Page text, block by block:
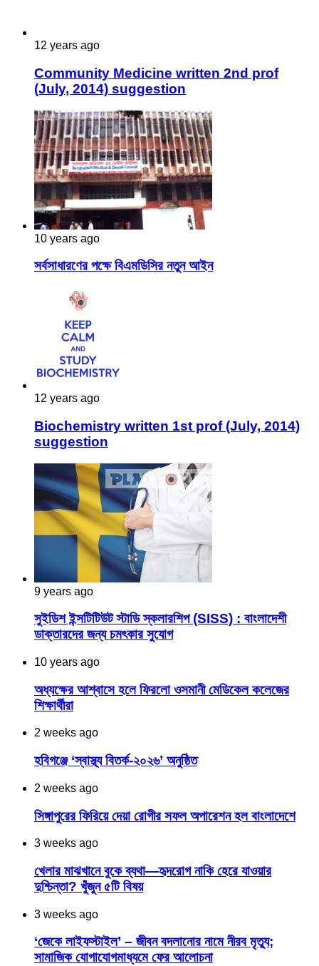
12 years ago
Community Medicine written 2nd prof
(July, 2014) suggestion
10 years ago
সর্বসাধারণের পক্ষে বিএমডিসির নতুন আইন
12 years ago
Biochemistry written 1st prof (July, 2014)
suggestion
9 years ago
সুইডিশ ইন্সটিটিউট স্টাডি স্কলারশিপ (SISS) : বাংলাদেশী
ডাক্তারদের জন্য চমৎকার সুযোগ
10 years ago
অধ্যক্ষের আশ্বাসে হলে ফিরলো ওসমানী মেডিকেল কলেজের
শিক্ষার্থীরা
2 weeks ago
হবিগঞ্জে ‘স্বাস্থ্য বিতর্ক-২০২৬’ অনুষ্ঠিত
2 weeks ago
সিঙ্গাপুরের ফিরিয়ে দেয়া রোগীর সফল অপারেশন হল বাংলাদেশে
3 weeks ago
খেলার মাঝখানে বুকে ব্যথা—হৃদরোগ নাকি হেরে যাওয়ার
দুশ্চিন্তা? খুঁজুন ৫টি বিষয়
3 weeks ago
‘জেকে লাইফস্টাইল’ – জীবন বদলানোর নামে নীরব মৃত্যু;
সামাজিক যোগাযোগমাধ্যমে ফের আলোচনা